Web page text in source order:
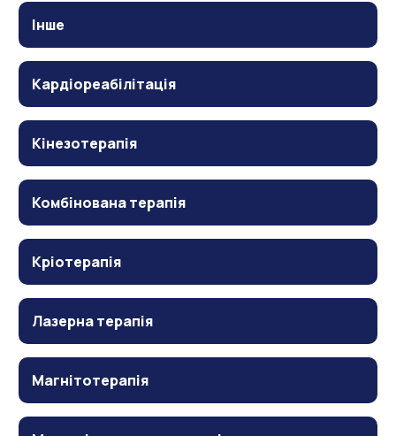
Інше
Кардіореабілітація
Кінезотерапія
Комбінована терапія
Кріотерапія
Лазерна терапія
Магнітотерапія